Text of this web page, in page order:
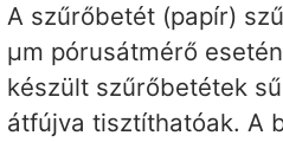
A szűrőbetét (papír)
µm pórusátmérő
készült szűrőbetétek
átfújva tisztíthatóak. A